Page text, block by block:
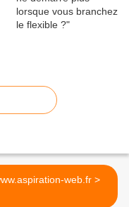
www.aspiration-web.fr >